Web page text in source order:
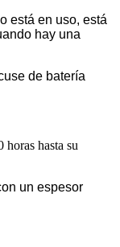
está en uso, está
hay una
de batería
horas hasta su
un espesor